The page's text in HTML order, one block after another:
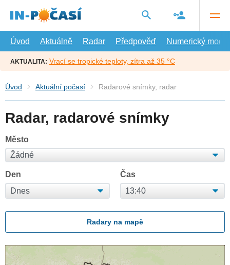
hlavní
Úvod
Aktuálně Radar Předpověď Numerický model
AKTUALITA: Vrací se tropické teploty, zítra až 35 °C
Úvod Aktuální počasí Radarové snímky, radar
Radar, radarové snímky
Město
Den Čas
Radary na mapě